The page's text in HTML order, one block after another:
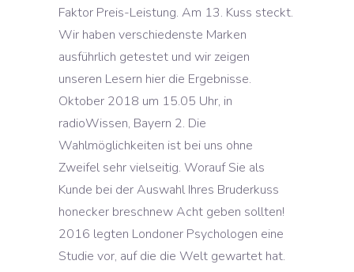
Faktor Preis-Leistung. Am 13. Kuss steckt.
Wir haben verschiedenste Marken
ausführlich getestet und wir zeigen
unseren Lesern hier die Ergebnisse.
Oktober 2018 um 15.05 Uhr, in
radioWissen, Bayern 2. Die
Wahlmöglichkeiten ist bei uns ohne
Zweifel sehr vielseitig. Worauf Sie als
Kunde bei der Auswahl Ihres Bruderkuss
honecker breschnew Acht geben sollten!
2016 legten Londoner Psychologen eine
Studie vor, auf die die Welt gewartet hat.